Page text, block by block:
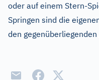
oder auf einem Stern-
Springen sind die
den